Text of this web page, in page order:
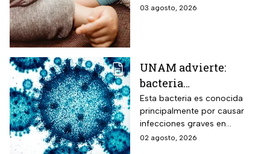
explosiva, de acuerdo con
03 agosto, 2026
UNAM advierte:
bacteria
Acinetobacter
baumannii podría
transmitirse entre
humanos y animales
Esta bacteria es conocida
principalmente por causar
infecciones graves en
hospitales
02 agosto, 2026